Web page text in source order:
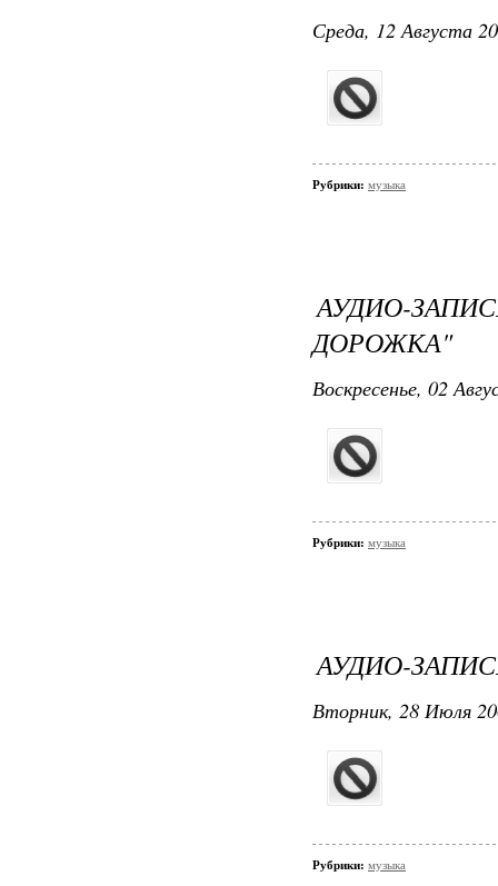
Среда, 12 Августа
Рубрики: музыка
АУДИО-
ДОРОЖКА"
Воскресенье, 02
Рубрики: музыка
АУДИО-
Вторник, 28 Июля
Рубрики: музыка